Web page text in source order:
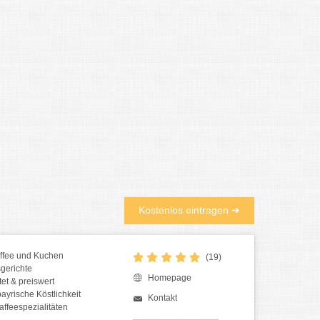
Zwetschgendatschi.
Kostenlos eintragen ➜
und Kuchen
& preiswert
Köstlichkeit
(19)
Homepage
Kontakt